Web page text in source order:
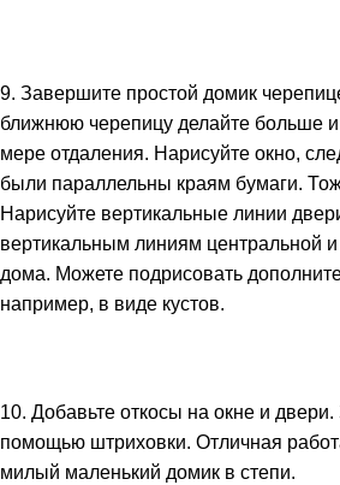
9. Завершите простой домик
ближнюю черепицу делайте больше
мере отдаления. Нарисуйте окно,
были параллельны краям бумаги.
Нарисуйте вертикальные линии
вертикальным линиям центральной
дома. Можете подрисовать
например, в виде кустов.
10. Добавьте откосы на окне и
помощью штриховки. Отличная
милый маленький домик в степи.